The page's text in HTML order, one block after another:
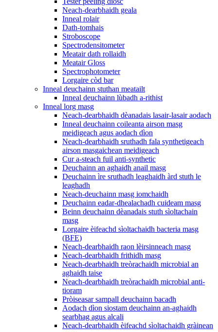
Neach-dearbhaidh geala
Inneal rolair
Dath-tomhais
Stroboscope
Spectrodensitometer
Meatair dath rollaidh
Meatair Gloss
Spectrophotometer
Lorgaire còd bar
Inneal deuchainn stuthan meatailt
Inneal deuchainn lùbadh a-rithist
Inneal lorg masg
Neach-dearbhaidh dèanadais lasair-lasair aodach
Inneal deuchainn coileanta airson masg
meidigeach agus aodach dìon
Neach-dearbhaidh sruthadh fala synthetigeach
airson masgaichean meidigeach
Cur a-steach fuil anti-synthetic
Deuchainn an aghaidh anail masg
Deuchainn ìre sruthadh leaghaidh àrd stuth le
leaghadh
Neach-deuchainn masg iomchaidh
Deuchainn eadar-dhealachadh cuideam masg
Beinn deuchainn dèanadais stuth sìoltachain
masg
Lorgaire èifeachd sìoltachaidh bacteria masg
(BFE)
Neach-dearbhaidh raon lèirsinneach masg
Neach-dearbhaidh frithidh masg
Neach-dearbhaidh treòrachaidh microbial an
aghaidh taise
Neach-dearbhaidh treòrachaidh microbial anti-
tioram
Pròiseasar sampall deuchainn bacadh
Aodach dìon siostam deuchainn an-aghaidh
searbhag agus alcali
Neach-dearbhaidh èifeachd sìoltachaidh gràinean